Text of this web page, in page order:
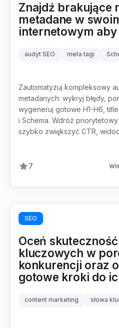
Znajdź brakujące
metadane w
internetowym aby
audyt SEO meta tagi
Zautomatyzuj kompleksowy
metadanych: wykryj błędy,
wygeneruj gotowe H1-H6,
i Schema. Wdróż
szybko zwiększyć CTR,
7
SEO
Oceń skuteczność
kluczowych w
konkurencji oraz
gotowe kroki do
content marketing słowa